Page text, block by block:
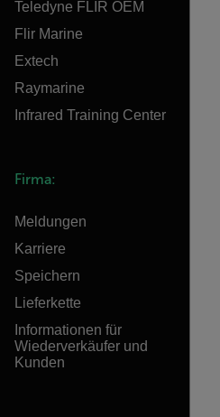
Teledyne FLIR OEM
Flir Marine
Extech
Raymarine
Infrared Training Center
Firma:
Meldungen
Karriere
Speichern
Lieferkette
Informationen für
Wiederverkäufer und
Kunden